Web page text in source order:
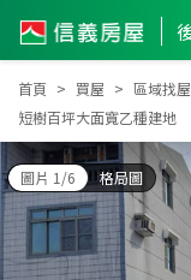
首頁 買屋 區域找屋
短樹百坪大面寬乙種建地
圖片 1/6 格局圖